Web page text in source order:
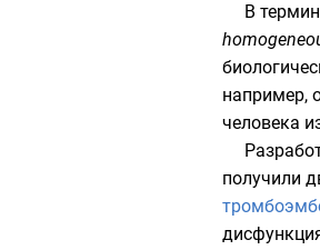
В
например,
человека
получили